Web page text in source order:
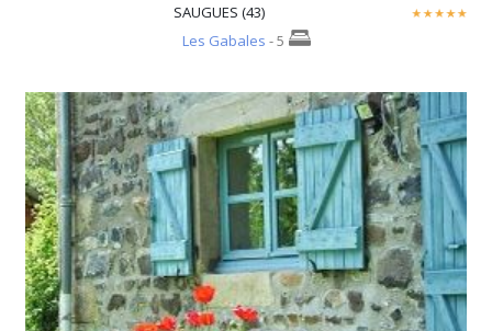
SAUGUES (43)
Les Gabales - 5